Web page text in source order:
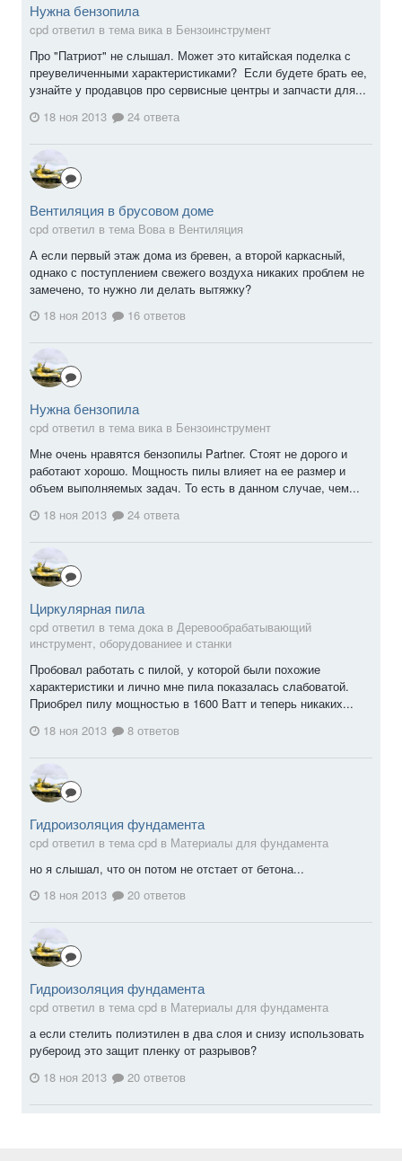
Нужна бензопила
cpd ответил в тема вика в Бензоинструмент
Про "Патриот" не слышал. Может это китайская поделка с
преувеличенными характеристиками? Если будете брать ее,
узнайте у продавцов про сервисные центры и запчасти для...
18 ноя 2013
24 ответа
Вентиляция в брусовом доме
cpd ответил в тема Вова в Вентиляция
А если первый этаж дома из бревен, а второй каркасный,
однако с поступлением свежего воздуха никаких проблем не
замечено, то нужно ли делать вытяжку?
18 ноя 2013
16 ответов
Нужна бензопила
cpd ответил в тема вика в Бензоинструмент
Мне очень нравятся бензопилы Partner. Стоят не дорого и
работают хорошо. Мощность пилы влияет на ее размер и
объем выполняемых задач. То есть в данном случае, чем...
18 ноя 2013
24 ответа
Циркулярная пила
cpd ответил в тема дока в Деревообрабатывающий
инструмент, оборудованиее и станки
Пробовал работать с пилой, у которой были похожие
характеристики и лично мне пила показалась слабоватой.
Приобрел пилу мощностью в 1600 Ватт и теперь никаких...
18 ноя 2013
8 ответов
Гидроизоляция фундамента
cpd ответил в тема cpd в Материалы для фундамента
но я слышал, что он потом не отстает от бетона...
18 ноя 2013
20 ответов
Гидроизоляция фундамента
cpd ответил в тема cpd в Материалы для фундамента
а если стелить полиэтилен в два слоя и снизу использовать
рубероид это защит пленку от разрывов?
18 ноя 2013
20 ответов